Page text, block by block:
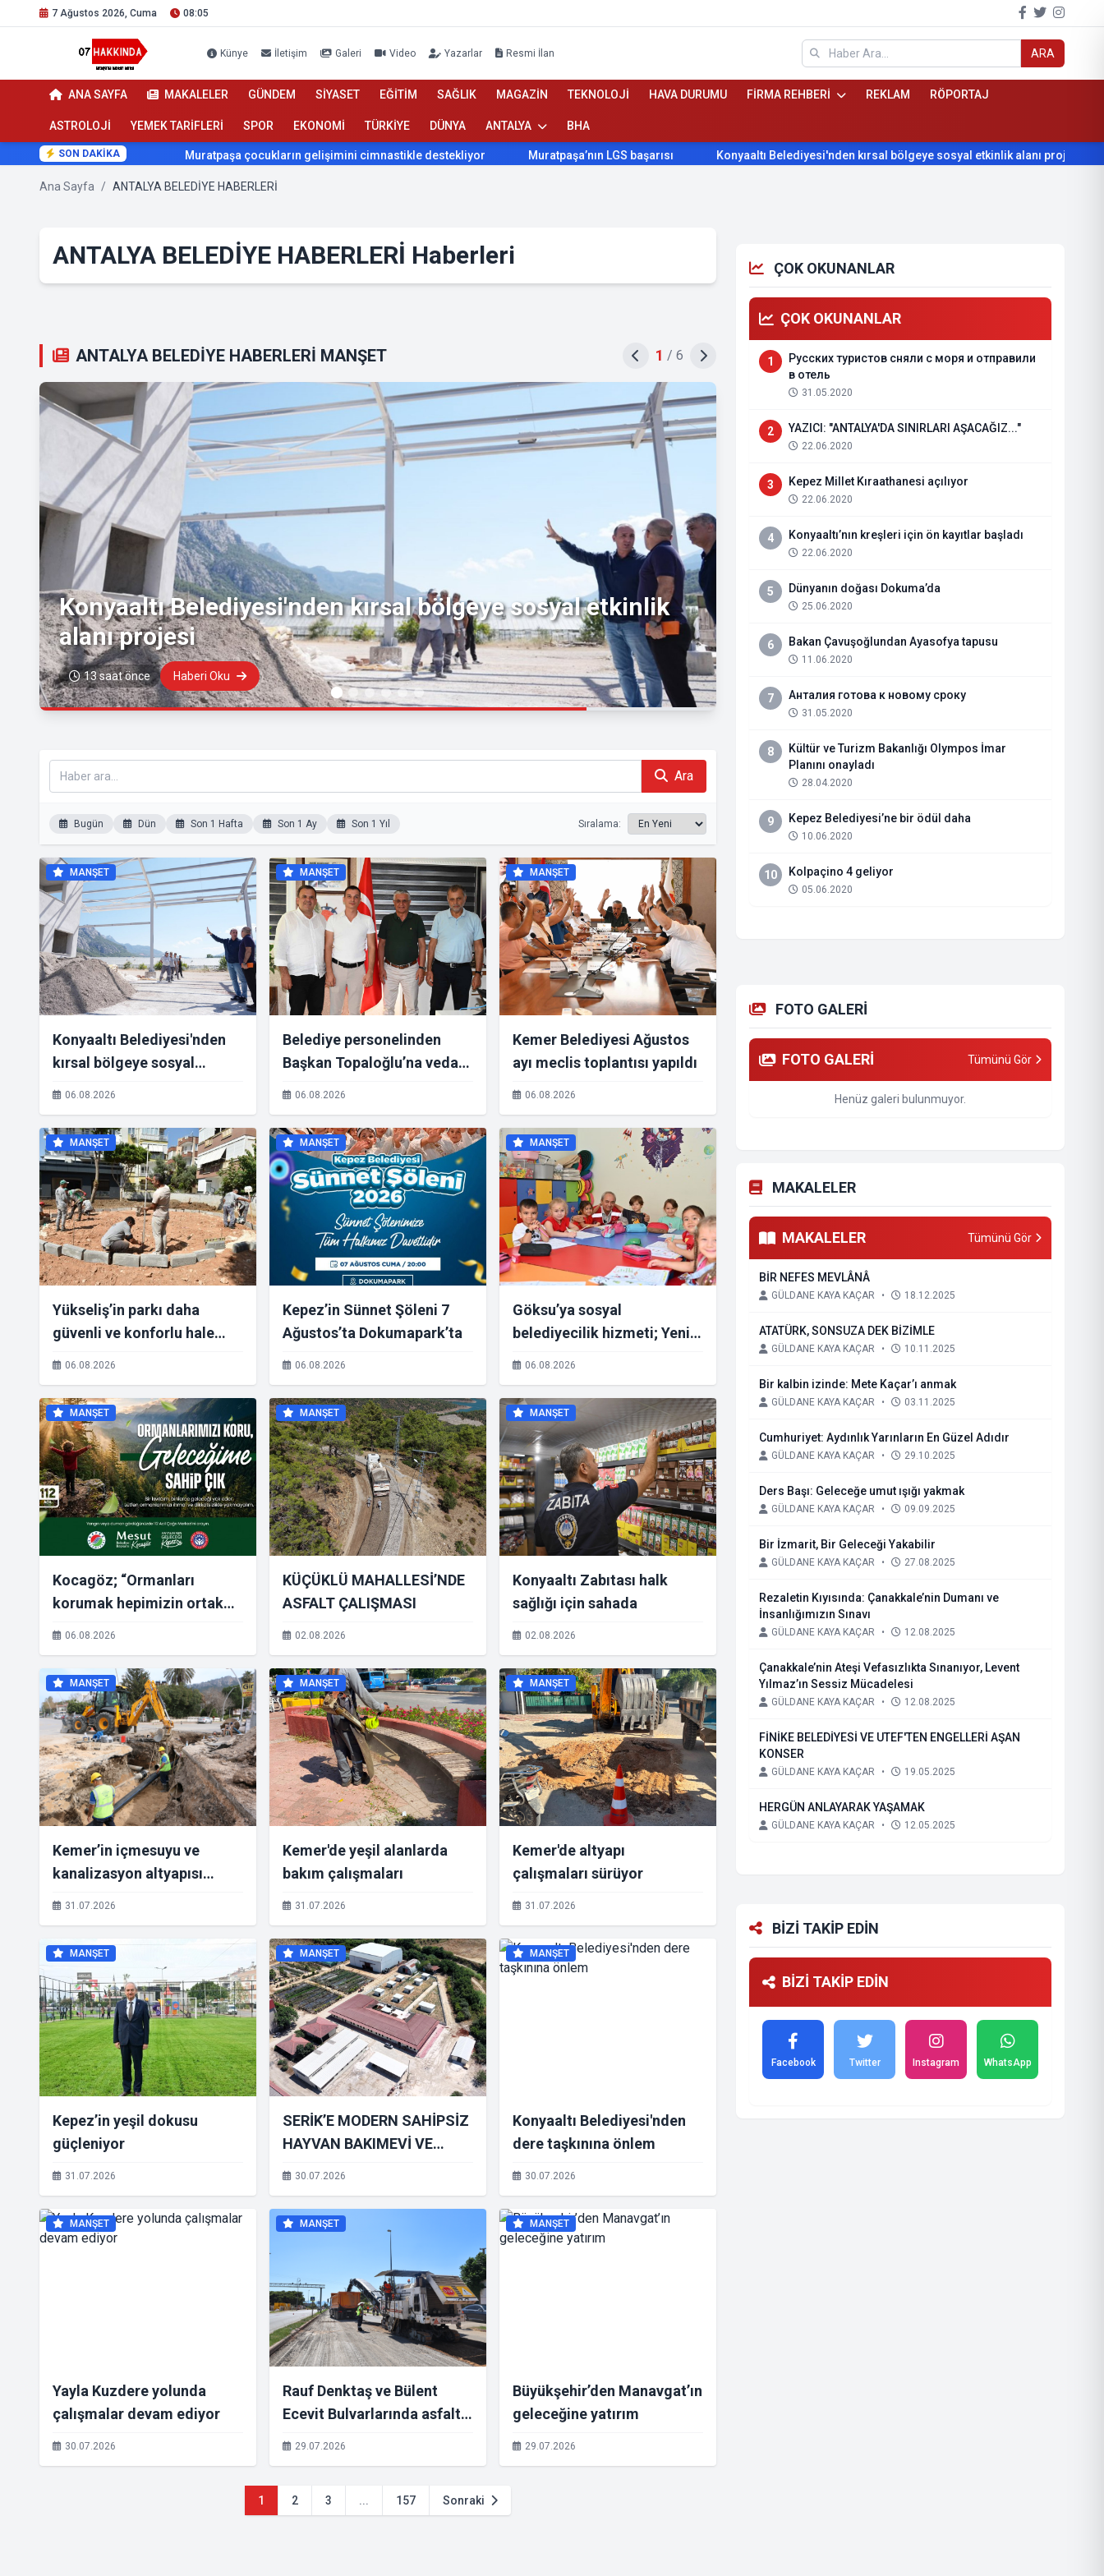
7 Ağustos 2026, Cuma 08:05
Künye İletişim Galeri Video Yazarlar Resmi İlan ARA
ANA SAYFA MAKALELER GÜNDEM SİYASET EĞİTİM SAĞLIK MAGAZİN TEKNOLOJİ HAVA DURUMU FİRMA REHBERİ REKLAM RÖPORTAJ
ASTROLOJİ YEMEK TARİFLERİ SPOR EKONOMİ TÜRKİYE DÜNYA ANTALYA BHA
SON DAKİKAMuratpaşa çocukların gelişimini cimnastikle destekliyor Muratpaşa’nın LGS başarısı Konyaaltı Belediyesi'nden kırsal bölgeye sosyal etkinlik alanı projesi
Ana Sayfa / ANTALYA BELEDİYE HABERLERİ
ANTALYA BELEDİYE HABERLERİ Haberleri
ANTALYA BELEDİYE HABERLERİ MANŞET 1 / 6
Konyaaltı Belediyesi'nden kırsal bölgeye sosyal etkinlik
alanı projesi
13 saat önce Haberi Oku
Belediye personelinden Başkan
ziyareti
Ara
Bugün Dün Son 1 Hafta Son 1 Ay Son 1 Yıl Sıralama:
MANŞET
Konyaaltı Belediyesi'nden
kırsal bölgeye sosyal
etkinlik alanı projesi
06.08.2026
MANŞET
Belediye personelinden
Başkan Topaloğlu’na veda
ziyareti
06.08.2026
MANŞET
Kemer Belediyesi Ağustos
ayı meclis toplantısı yapıldı
06.08.2026
MANŞET
Yükseliş’in parkı daha
güvenli ve konforlu hale
geliyor
06.08.2026
MANŞET
Kepez’in Sünnet Şöleni 7
Ağustos’ta Dokumapark’ta
06.08.2026
MANŞET
Göksu’ya sosyal
belediyecilik hizmeti; Yeni
kreş
06.08.2026
MANŞET
Kocagöz; “Ormanları
korumak hepimizin ortak
sorumluluğu”
06.08.2026
MANŞET
KÜÇÜKLÜ MAHALLESİ’NDE
ASFALT ÇALIŞMASI
02.08.2026
MANŞET
Konyaaltı Zabıtası halk
sağlığı için sahada
02.08.2026
MANŞET
Kemer’in içmesuyu ve
kanalizasyon altyapısı
yenileniyor
31.07.2026
MANŞET
Kemer'de yeşil alanlarda
bakım çalışmaları
31.07.2026
MANŞET
Kemer'de altyapı
çalışmaları sürüyor
31.07.2026
MANŞET
Kepez’in yeşil dokusu
güçleniyor
31.07.2026
MANŞET
SERİK’E MODERN SAHİPSİZ
HAYVAN BAKIMEVİ VE
DOĞAL YAŞAM ALANI
30.07.2026
MANŞET
Konyaaltı Belediyesi'nden
dere taşkınına önlem
30.07.2026
MANŞET
Yayla Kuzdere yolunda
çalışmalar devam ediyor
30.07.2026
MANŞET
Rauf Denktaş ve Bülent
Ecevit Bulvarlarında asfalt
çalışması başladı
29.07.2026
MANŞET
Büyükşehir’den Manavgat’ın
geleceğine yatırım
29.07.2026
1 2 3 ... 157 Sonraki
ÇOK OKUNANLAR
ÇOK OKUNANLAR
1
Русских туристов сняли с моря и отправили
в отель
31.05.2020
2 YAZICI: "ANTALYA'DA SINIRLARI AŞACAĞIZ..."
22.06.2020
3 Kepez Millet Kıraathanesi açılıyor
22.06.2020
4 Konyaaltı’nın kreşleri için ön kayıtlar başladı
22.06.2020
5 Dünyanın doğası Dokuma’da
25.06.2020
6 Bakan Çavuşoğlundan Ayasofya tapusu
11.06.2020
7 Анталия готова к новому сроку
31.05.2020
8
Kültür ve Turizm Bakanlığı Olympos İmar
Planını onayladı
28.04.2020
9 Kepez Belediyesi’ne bir ödül daha
10.06.2020
10 Kolpaçino 4 geliyor
05.06.2020
FOTO GALERİ
FOTO GALERİ Tümünü Gör
Henüz galeri bulunmuyor.
MAKALELER
MAKALELER Tümünü Gör
BİR NEFES MEVLÂNÂ
GÜLDANE KAYA KAÇAR • 18.12.2025
ATATÜRK, SONSUZA DEK BİZİMLE
GÜLDANE KAYA KAÇAR • 10.11.2025
Bir kalbin izinde: Mete Kaçar’ı anmak
GÜLDANE KAYA KAÇAR • 03.11.2025
Cumhuriyet: Aydınlık Yarınların En Güzel Adıdır
GÜLDANE KAYA KAÇAR • 29.10.2025
Ders Başı: Geleceğe umut ışığı yakmak
GÜLDANE KAYA KAÇAR • 09.09.2025
Bir İzmarit, Bir Geleceği Yakabilir
GÜLDANE KAYA KAÇAR • 27.08.2025
Rezaletin Kıyısında: Çanakkale’nin Dumanı ve
İnsanlığımızın Sınavı
GÜLDANE KAYA KAÇAR • 12.08.2025
Çanakkale’nin Ateşi Vefasızlıkta Sınanıyor, Levent
Yılmaz’ın Sessiz Mücadelesi
GÜLDANE KAYA KAÇAR • 12.08.2025
FİNİKE BELEDİYESİ VE UTEF'TEN ENGELLERİ AŞAN
KONSER
GÜLDANE KAYA KAÇAR • 19.05.2025
HERGÜN ANLAYARAK YAŞAMAK
GÜLDANE KAYA KAÇAR • 12.05.2025
BİZİ TAKİP EDİN
BİZİ TAKİP EDİN
Facebook Twitter Instagram WhatsApp